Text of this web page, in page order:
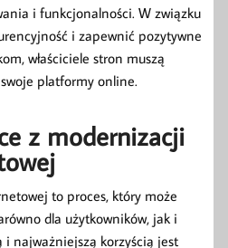
i funkcjonalności. W związku
i zapewnić pozytywne
właściciele stron muszą
platformy online.
z modernizacji
to proces, który może
dla użytkowników, jak i
i najważniejszą korzyścią jest